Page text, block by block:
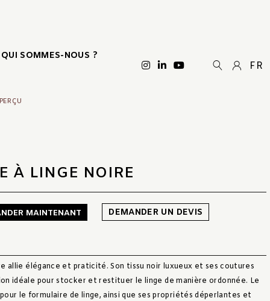
QUI SOMMES-NOUS ?
FR
À LINGE NOIRE
MAINTENANT DEMANDER UN DEVIS
allie élégance et praticité. Son tissu noir luxueux et ses coutures
idéale pour stocker et restituer le linge de manière ordonnée. Le
le formulaire de linge, ainsi que ses propriétés déperlantes et